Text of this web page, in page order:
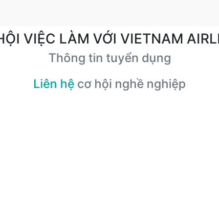
VIỆC LÀM VỚI VIETNAM
Thông tin tuyển dụng
Liên hệ cơ hội nghề nghiệp